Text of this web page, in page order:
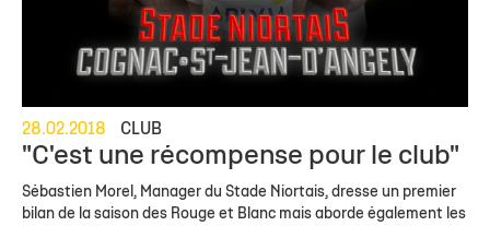
28.02.2018 CLUB
"C'est une récompense pour le club"
Sébastien Morel, Manager du Stade Niortais, dresse un premier
bilan de la saison des Rouge et Blanc mais aborde également les